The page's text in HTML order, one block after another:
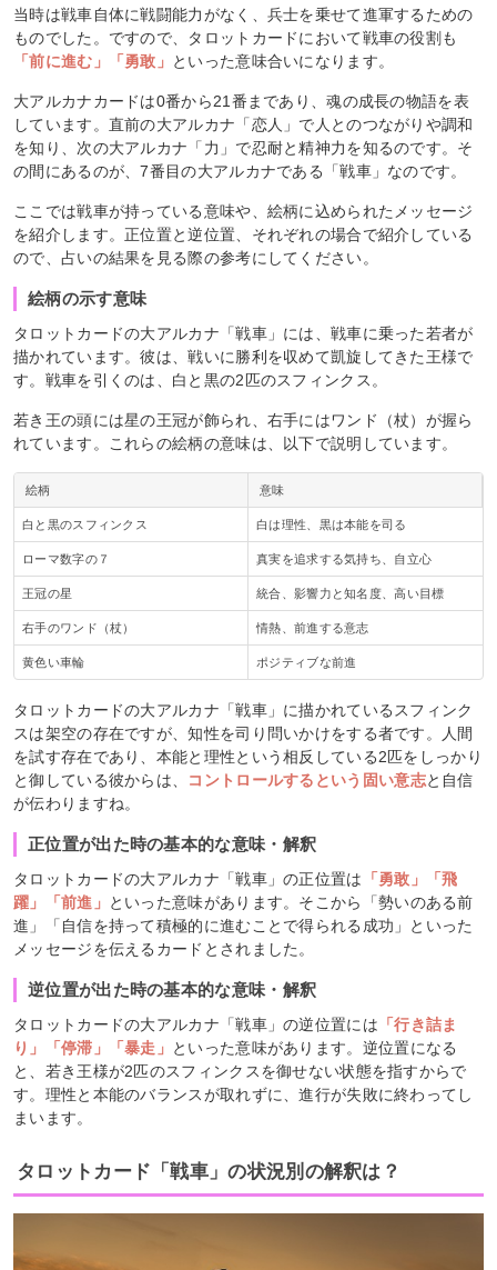
当時は戦車自体に戦闘能力がなく、兵士を乗せて進軍するための
ものでした。ですので、タロットカードにおいて戦車の役割も
「前に進む」「勇敢」 といった意味合いになります。
大アルカナカードは0番から21番まであり、魂の成長の物語を表
しています。直前の大アルカナ「恋人」で人とのつながりや調和
を知り、次の大アルカナ「力」で忍耐と精神力を知るのです。そ
の間にあるのが、7番目の大アルカナである「戦車」なのです。
ここでは戦車が持っている意味や、絵柄に込められたメッセージ
を紹介します。正位置と逆位置、それぞれの場合で紹介している
ので、占いの結果を見る際の参考にしてください。
絵柄の示す意味
タロットカードの大アルカナ「戦車」には、戦車に乗った若者が
描かれています。彼は、戦いに勝利を収めて凱旋してきた王様で
す。戦車を引くのは、白と黒の2匹のスフィンクス。
若き王の頭には星の王冠が飾られ、右手にはワンド（杖）が握ら
れています。これらの絵柄の意味は、以下で説明しています。
絵柄 意味
白と黒のスフィンクス 白は理性、黒は本能を司る
ローマ数字の７ 真実を追求する気持ち、自立心
王冠の星 統合、影響力と知名度、高い目標
右手のワンド（杖） 情熱、前進する意志
黄色い車輪 ポジティブな前進
タロットカードの大アルカナ「戦車」に描かれているスフィンク
スは架空の存在ですが、知性を司り問いかけをする者です。人間
を試す存在であり、本能と理性という相反している2匹をしっかり
と御している彼からは、
コントロールするという固い意志と自信
が伝わりますね。
正位置が出た時の基本的な意味・解釈
タロットカードの大アルカナ「戦車」の正位置は
「勇敢」「飛
躍」「前進」 といった意味があります。そこから「勢いのある前
進」「自信を持って積極的に進むことで得られる成功」といった
メッセージを伝えるカードとされました。
逆位置が出た時の基本的な意味・解釈
タロットカードの大アルカナ「戦車」の逆位置には 「行き詰ま
り」「停滞」「暴走」 といった意味があります。逆位置になる
と、若き王様が2匹のスフィンクスを御せない状態を指すからで
す。理性と本能のバランスが取れずに、進行が失敗に終わってし
まいます。
タロットカード「戦車」の状況別の解釈は？